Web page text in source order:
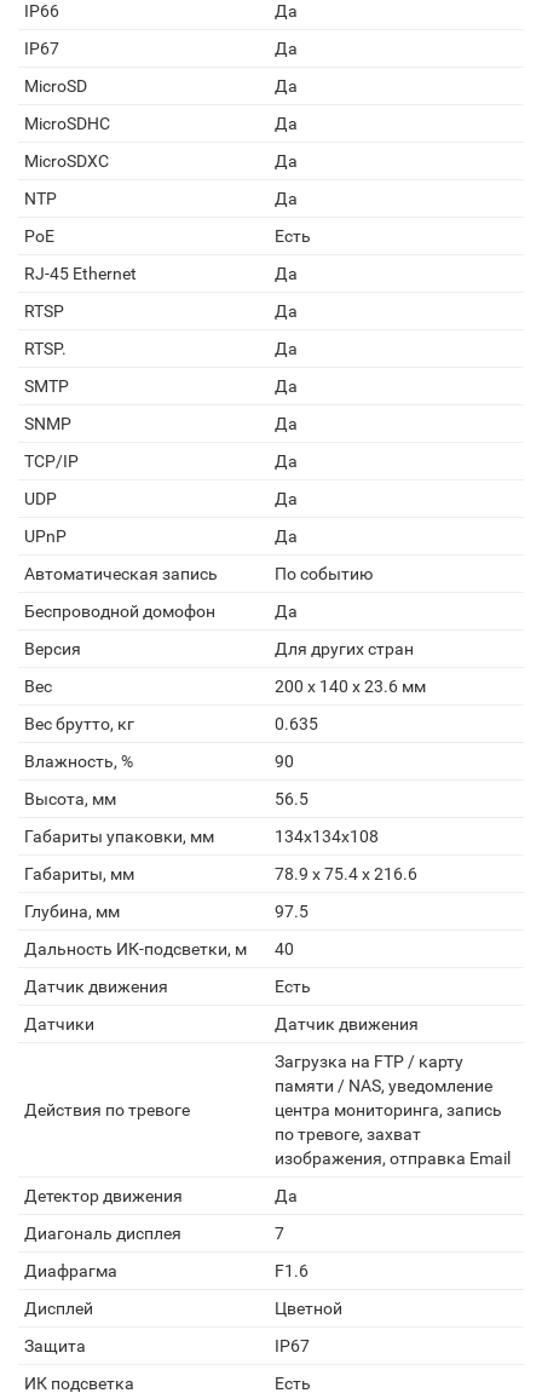
IP66
Да
IP67
Да
MicroSD
Да
MicroSDHC
Да
MicroSDXC
Да
NTP
Да
PoE
Есть
RJ-45 Ethernet
Да
RTSP
Да
RTSP.
Да
SMTP
Да
SNMP
Да
TCP/IP
Да
UDP
Да
UPnP
Да
Автоматическая запись
По событию
Беспроводной домофон
Да
Версия
Для других стран
Вес
200 х 140 х 23.6 мм
Вес брутто, кг
0.635
Влажность, %
90
Высота, мм
56.5
Габариты упаковки, мм
134x134x108
Габариты, мм
78.9 x 75.4 x 216.6
Глубина, мм
97.5
Дальность ИК-подсветки, м
40
Датчик движения
Есть
Датчики
Датчик движения
Действия по тревоге
Загрузка на FTP / карту
памяти / NAS, уведомление
центра мониторинга, запись
по тревоге, захват
изображения, отправка Email
Детектор движения
Да
Диагональ дисплея
7
Диафрагма
F1.6
Дисплей
Цветной
Защита
IP67
ИК подсветка
Есть